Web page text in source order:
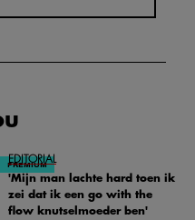
EDITORIAL
'Mijn man lachte hard toen ik
zei dat ik een go with the
flow knutselmoeder ben'